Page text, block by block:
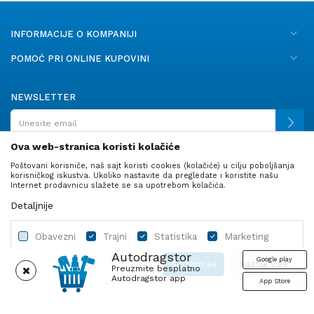
Autodragstor
Preuzmite besplatno
Autodragstor app
Google play
App Store
INFORMACIJE O KOMPANIJI
POMOĆ PRI ONLINE KUPOVINI
NEWSLETTER
PRATITE NAS
Autodelovi Ulje i tečnosti
Ova web-stranica koristi kolačiće
Poštovani korisniče, naš sajt koristi cookies (kolačiće) u cilju poboljšanja
korisničkog iskustva. Ukoliko nastavite da pregledate i koristite našu
Internet prodavnicu slažete se sa upotrebom kolačića.
Detaljnije
Obavezni Trajni Statistika Marketing
Saznaj više
Slažem se